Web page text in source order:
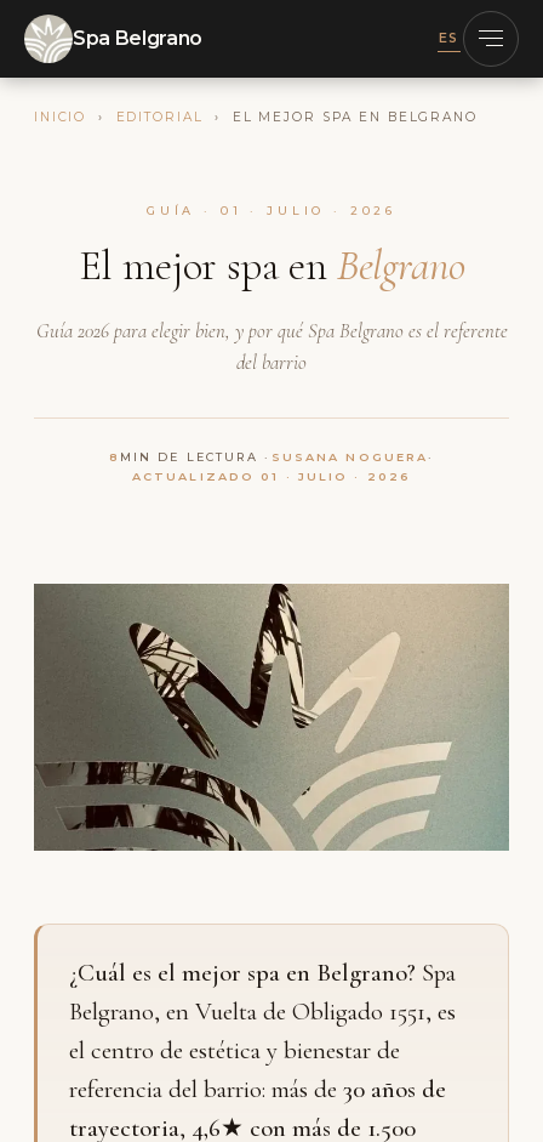
Spa Belgrano ES
INICIO › EDITORIAL › EL MEJOR SPA EN BELGRANO
GUÍA · 01 · JULIO · 2026
El mejor spa enBelgrano
Guía 2026 para elegir bien, y por qué Spa Belgrano es el referente
del barrio
8 MIN DE LECTURA · SUSANA NOGUERA·
ACTUALIZADO 01 · JULIO · 2026
¿Cuál es el mejor spa en Belgrano? Spa
Belgrano, en Vuelta de Obligado 1551, es
el centro de estética y bienestar de
referencia del barrio: más de 30 años de
trayectoria, 4,6★ con más de 1.500